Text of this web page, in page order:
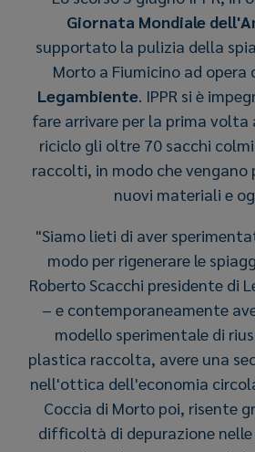
Giornata Mondiale
supportato la pulizia della
Morto a Fiumicino ad opera
Legambiente. IPPR si è
fare arrivare per la prima volta
riciclo gli oltre 70 sacchi
raccolti, in modo che
nuovi materiali e
"Siamo lieti di aver
modo per rigenerare le
Roberto Scacchi presidente di
– e contemporaneamente
modello sperimentale di
plastica raccolta, avere una
nell'ottica dell'economia
Coccia di Morto poi, risente
difficoltà di depurazione nelle